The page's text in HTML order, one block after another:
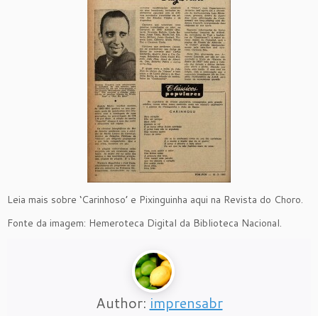
Leia mais sobre ‘Carinhoso’ e Pixinguinha aqui na Revista do Choro.
Fonte da imagem: Hemeroteca Digital da Biblioteca Nacional.
Author: imprensabr